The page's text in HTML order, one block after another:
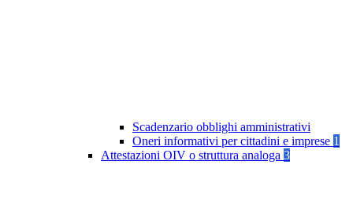
Scadenzario obblighi amministrativi
Oneri informativi per cittadini e imprese 1
Attestazioni OIV o struttura analoga 3